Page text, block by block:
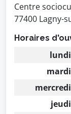
Centre
77400 Lagny-
Horaires
lundi
mardi
mercredi
jeudi